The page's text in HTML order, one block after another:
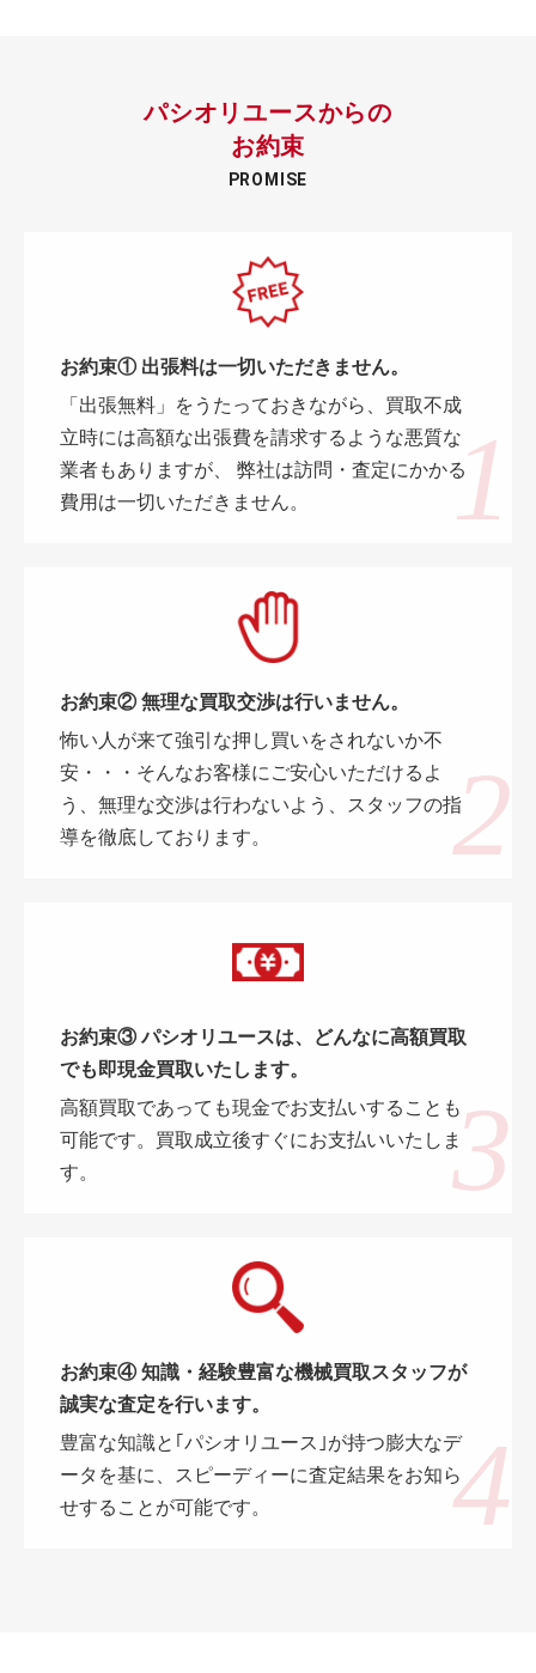
パシオリユースからの
お約束
PROMISE
お約束① 出張料は一切いただきません。
「出張無料」をうたっておきながら、買取不成
立時には高額な出張費を請求するような悪質な
業者もありますが、 弊社は訪問・査定にかかる
費用は一切いただきません。
お約束② 無理な買取交渉は行いません。
怖い人が来て強引な押し買いをされないか不
安・・・そんなお客様にご安心いただけるよ
う、無理な交渉は行わないよう、スタッフの指
導を徹底しております。
お約束③ パシオリユースは、どんなに高額買取
でも即現金買取いたします。
高額買取であっても現金でお支払いすることも
可能です。買取成立後すぐにお支払いいたしま
す。
お約束④ 知識・経験豊富な機械買取スタッフが
誠実な査定を行います。
豊富な知識と｢パシオリユース｣が持つ膨大なデ
ータを基に、スピーディーに査定結果をお知ら
せすることが可能です。